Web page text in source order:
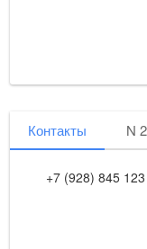
Контакты N
+7 (928) 845